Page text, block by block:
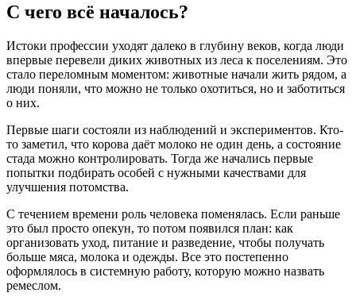
С чего всё началось?
Истоки профессии уходят далеко в глубину веков, когда люди
впервые перевели диких животных из леса к поселениям. Это
стало переломным моментом: животные начали жить рядом, а
люди поняли, что можно не только охотиться, но и заботиться
о них.
Первые шаги состояли из наблюдений и экспериментов. Кто-
то заметил, что корова даёт молоко не один день, а состояние
стада можно контролировать. Тогда же начались первые
попытки подбирать особей с нужными качествами для
улучшения потомства.
С течением времени роль человека поменялась. Если раньше
это был просто опекун, то потом появился план: как
организовать уход, питание и разведение, чтобы получать
больше мяса, молока и одежды. Все это постепенно
оформлялось в системную работу, которую можно назвать
ремеслом.